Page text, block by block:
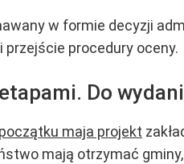
w formie decyzji
przejście procedury oceny.
Do
maja projekt
mają otrzymać